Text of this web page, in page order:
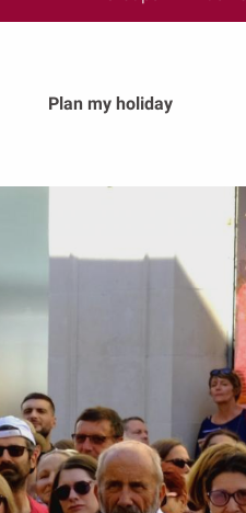
Plan my holiday